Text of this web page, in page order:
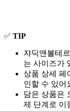
✅ TIP
쟈딕앤볼테
는 사이즈가
상품 상세 페
인할 수 있어
담은 상품은
제 단계로 이